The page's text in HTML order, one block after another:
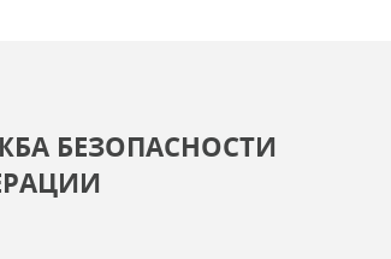
БЕЗОПАСНОСТИ